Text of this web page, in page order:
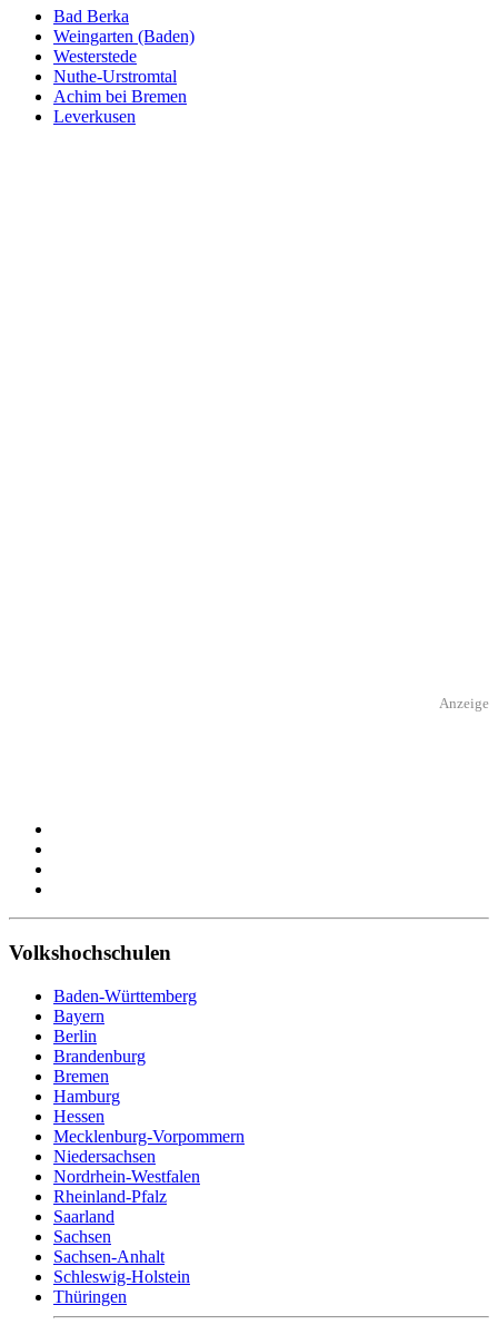
Bad Berka
Weingarten (Baden)
Westerstede
Nuthe-Urstromtal
Achim bei Bremen
Leverkusen
Anzeige
Volkshochschulen
Baden-Württemberg
Bayern
Berlin
Brandenburg
Bremen
Hamburg
Hessen
Mecklenburg-Vorpommern
Niedersachsen
Nordrhein-Westfalen
Rheinland-Pfalz
Saarland
Sachsen
Sachsen-Anhalt
Schleswig-Holstein
Thüringen